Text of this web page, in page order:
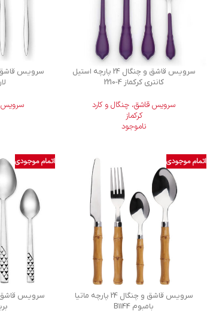
سرویس قاشق و چنگال 24 پارچه استیل
کانتری کرکماز2210-4
سرویس قاشق، چنگال و کارد
کرکماز
ناموجود
سرویس
اتمام موجودی
سرویس قاشق و چنگال 24 پارچه ماتیا
بامبوم B1144
اتمام موجودی